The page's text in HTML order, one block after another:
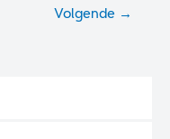
Volgende →